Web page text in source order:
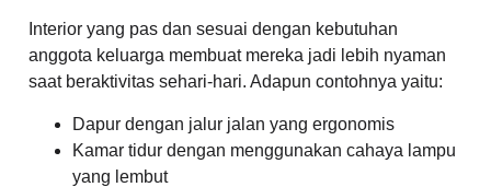
Interior yang pas dan sesuai dengan kebutuhan
anggota keluarga membuat mereka jadi lebih nyaman
saat beraktivitas sehari-hari. Adapun contohnya yaitu:
Dapur dengan jalur jalan yang ergonomis
Kamar tidur dengan menggunakan cahaya lampu
yang lembut